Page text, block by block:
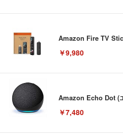
Amazon Fire TV
￥9,980
Amazon Echo Dot (
￥7,480